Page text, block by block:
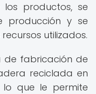
productos, se
producción y se
utilizados.
de fabricación de
reciclada en
que le permite